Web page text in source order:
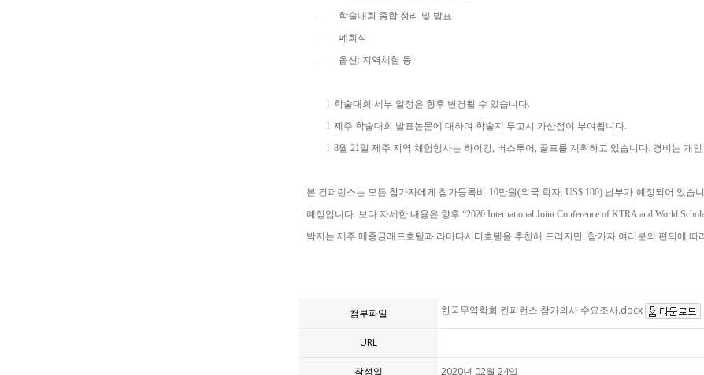
-
학술대회 종합 정리 및 발표
-
폐회식
-
옵션 : 지역체험 등
l 학술대회 세부 일정은 향후 변경될 수 있습니다.
l 제주 학술대회 발표논문에 대하여 학술지 투고시 가산점이 부여됩니다.
l 8월 21일 제주 지역 체험행사는 하이킹, 버스투어, 골프를 계획하고 있습니다. 경비는 개인
본 컨퍼런스는 모든 참가자에게 참가등록비 10만원(외국 학자: US$ 100) 납부가 예정되어 있습
예정입니다. 보다 자세한 내용은 향후 “2020 International Joint Conference of KTRA and World
박지는 제주 메종글래드호텔과 라마다시티호텔을 추천해 드리지만, 참가자 여러분의 편의에 따
첨부파일 한국무역학회 컨퍼런스 참가의사 수요조사.docx
URL
작성일 2020년 02월 24일